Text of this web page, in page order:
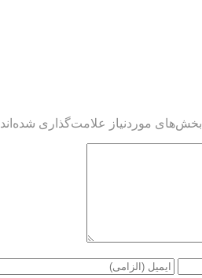
بخش‌های موردنیاز علامت‌گذاری شده‌اند